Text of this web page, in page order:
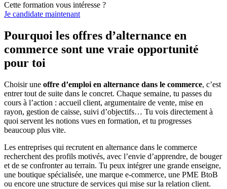
Cette formation vous intéresse ?
Je candidate maintenant
Pourquoi les offres d’alternance en
commerce sont une vraie opportunité
pour toi
Choisir une offre d’emploi en alternance dans le commerce, c’est
entrer tout de suite dans le concret. Chaque semaine, tu passes du
cours à l’action : accueil client, argumentaire de vente, mise en
rayon, gestion de caisse, suivi d’objectifs… Tu vois directement à
quoi servent les notions vues en formation, et tu progresses
beaucoup plus vite.
Les entreprises qui recrutent en alternance dans le commerce
recherchent des profils motivés, avec l’envie d’apprendre, de bouger
et de se confronter au terrain. Tu peux intégrer une grande enseigne,
une boutique spécialisée, une marque e-commerce, une PME BtoB
ou encore une structure de services qui mise sur la relation client.